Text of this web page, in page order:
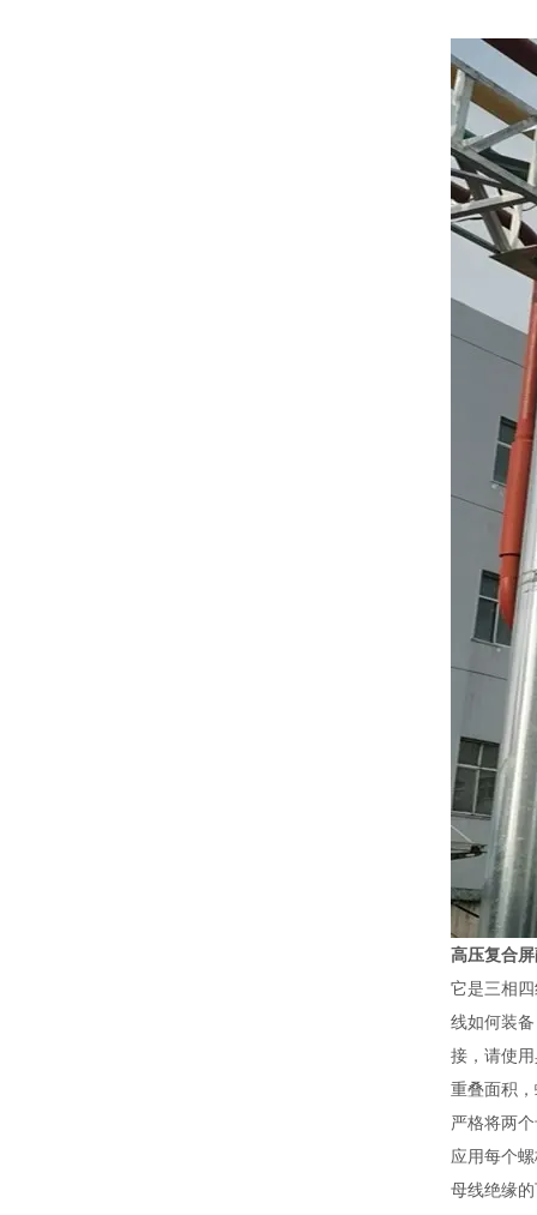
高压复合
它是三相
线如何装
接，请使
重叠面积
严格将两
应用每个
母线绝缘